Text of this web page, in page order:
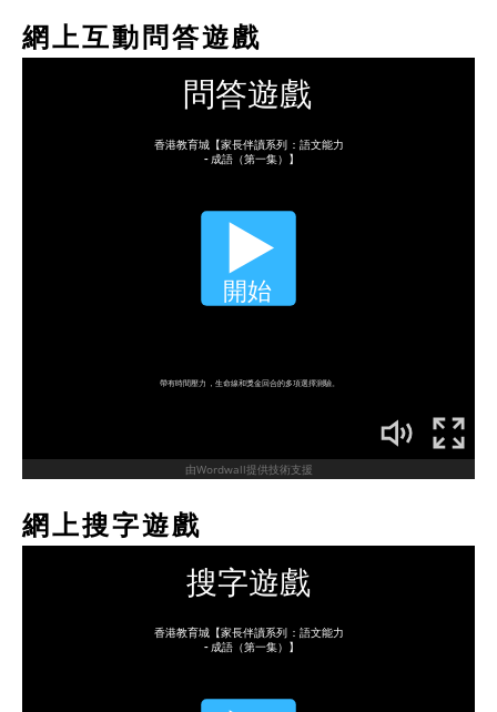
網上互動問答遊戲
網上搜字遊戲